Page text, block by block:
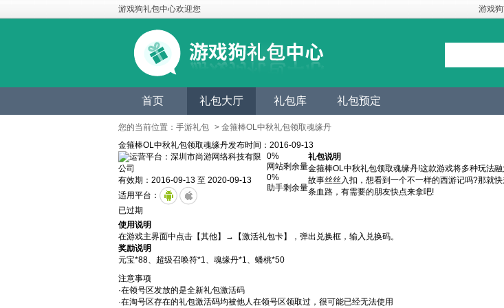
游戏狗礼包中心欢迎您 游戏
首页 礼包大厅 礼包库 礼包预定
您的当前位置： 手游礼包 > 金箍棒OL中秋礼包领取魂缘丹
金箍棒OL中秋礼包领取魂缘丹发布时间：2016-09-13
运营平台：深圳市尚游网络科技有限
公司
有效期：2016-09-13 至 2020-09-13
适用平台：
已过期
0%
网站剩余量
0%
助手剩余量
礼包说明
金箍棒OL中秋礼包领取魂缘丹!这款游戏将多种玩法
故事丝丝入扣，想看到一个不一样的西游记吗?那就
条血路，有需要的朋友快点来拿吧!
使用说明
在游戏主界面中点击【其他】→【激活礼包卡】，弹出兑换框，输入兑换码。
奖励说明
元宝*88、超级召唤符*1、魂缘丹*1、蟠桃*50
注意事项
·在领号区发放的是全新礼包激活码
·在淘号区存在的礼包激活码均被他人在领号区领取过，很可能已经无法使用